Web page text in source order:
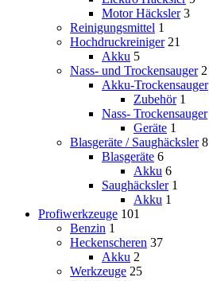
Motor Häcksler 3
Reinigungsmittel 1
Hochdruckreiniger 21
Akku 5
Nass- und Trockensauger 2
Akku-Trockensauger
Zubehör 1
Nass- Trockensauger
Geräte 1
Blasgeräte / Saughäcksler 8
Blasgeräte 6
Akku 6
Saughäcksler 1
Akku 1
Profiwerkzeuge 101
Benzin 1
Heckenscheren 37
Akku 2
Werkzeuge 25